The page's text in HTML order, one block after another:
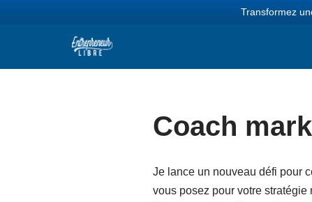
Transformez
Coach
Je lance un nouveau défi pour
vous posez pour votre stratégie